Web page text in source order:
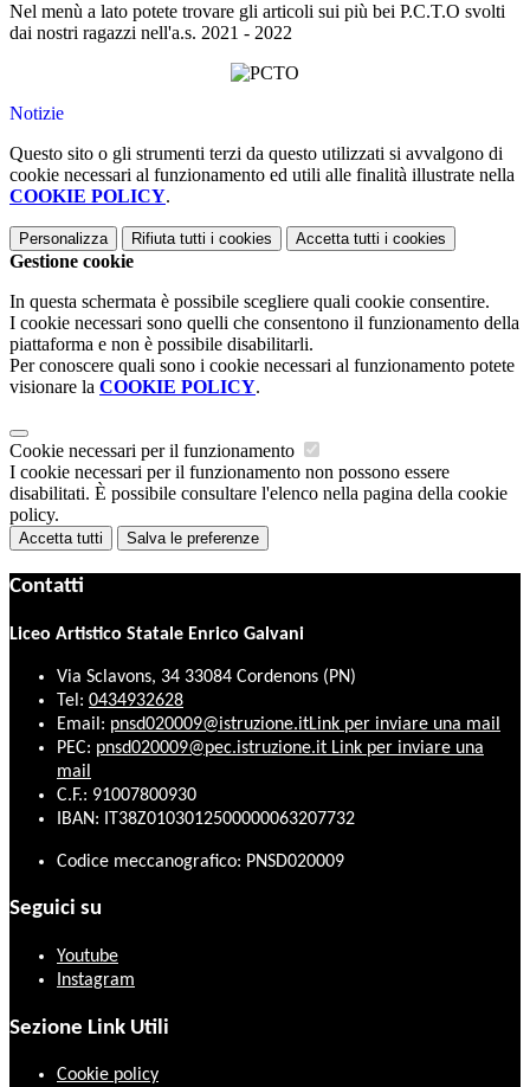
Nel menù a lato potete trovare gli articoli sui più bei P.C.T.O svolti
dai nostri ragazzi nell'a.s. 2021 - 2022
Notizie
Questo sito o gli strumenti terzi da questo utilizzati si avvalgono di
cookie necessari al funzionamento ed utili alle finalità illustrate nella
COOKIE POLICY.
Personalizza Rifiuta tutti i cookies Accetta tutti i cookies
Gestione cookie
In questa schermata è possibile scegliere quali cookie consentire.
I cookie necessari sono quelli che consentono il funzionamento della
piattaforma e non è possibile disabilitarli.
Per conoscere quali sono i cookie necessari al funzionamento potete
visionare la COOKIE POLICY.
Cookie necessari per il funzionamento
I cookie necessari per il funzionamento non possono essere
disabilitati. È possibile consultare l'elenco nella pagina della cookie
policy.
Accetta tutti Salva le preferenze
Contatti
Liceo Artistico Statale Enrico Galvani
Via Sclavons, 34 33084 Cordenons (PN)
Tel: 0434932628
Email: pnsd020009@istruzione.itLink per inviare una mail
PEC: pnsd020009@pec.istruzione.it Link per inviare una
mail
C.F.: 91007800930
IBAN: IT38Z0103012500000063207732
Codice meccanografico: PNSD020009
Seguici su
Youtube
Instagram
Sezione Link Utili
Cookie policy